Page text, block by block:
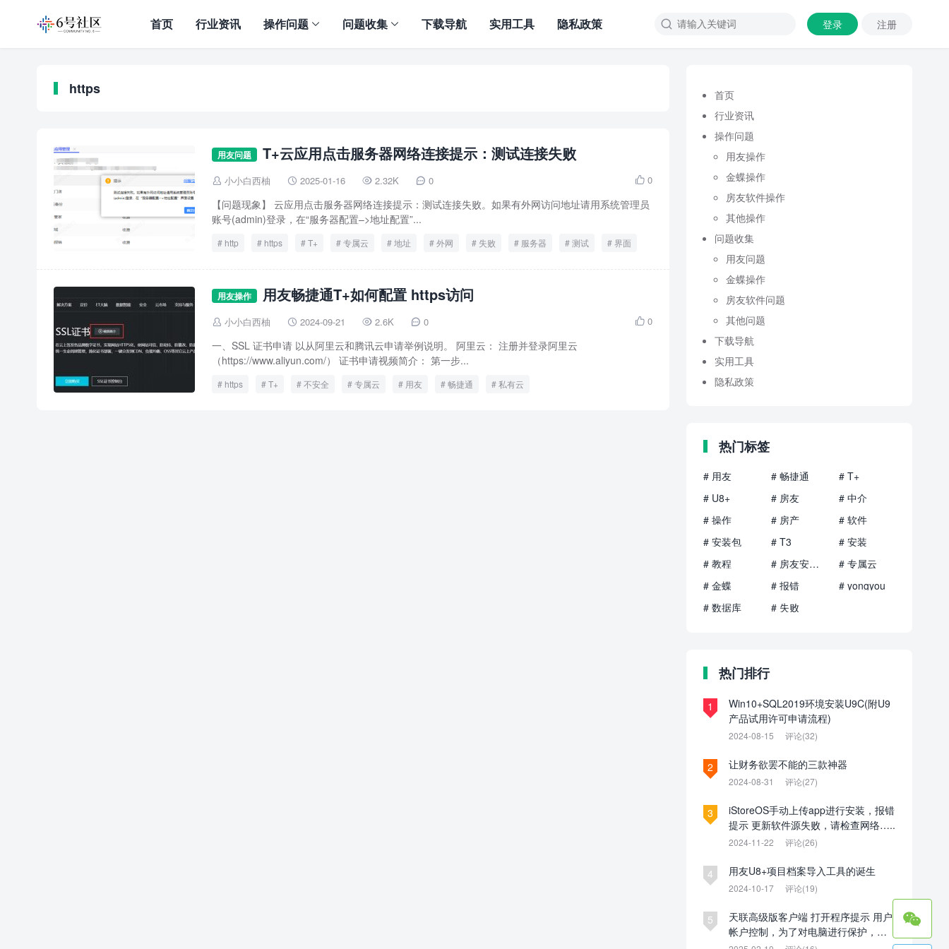
登录 注册

首页 行业资讯 操作问题 问题收集 下载导航 实用工具 隐私政策
https
用友问题 T+云应用点击服务器网络连接提示：测试连接失败
 小小白西柚  2025-01-16  2.32K  0  0
【问题现象】 云应用点击服务器网络连接提示：测试连接失败。如果有外网访问地址请用系统管理员
账号(admin)登录，在“服务器配置–>地址配置”...
http https T+ 专属云 地址 外网 失败 服务器 测试
界面
用友操作 用友畅捷通T+如何配置 https访问
 小小白西柚  2024-09-21  2.6K  0  0
一、SSL 证书申请 以从阿里云和腾讯云申请举例说明。 阿里云： 注册并登录阿里云
（https://www.aliyun.com/） 证书申请视频简介： 第一步...
https T+ 不安全 专属云 用友 畅捷通 私有云
首页
行业资讯
操作问题
用友操作
金蝶操作
房友软件操作
其他操作
问题收集
用友问题
金蝶操作
房友软件问题
其他问题
下载导航
实用工具
隐私政策
热门标签
# 用友 # 畅捷通
# T+
# U8+
# 房友
# 中介
# 操作
# 房产
# 软件
# 安装包
# T3
# 安装
# 教程
# 房友安装包
# 专属云
# 金蝶
# 报错
# yongyou
# 数据库
# 失败
热门排行
1
Win10+SQL2019环境安装U9C(附U9
产品试用许可申请流程)
2024-08-15 评论(32)
2 让财务欲罢不能的三款神器
2024-08-31 评论(27)
3
iStoreOS手动上传app进行安装，报错
提示 更新软件源失败，请检查网络…..
2024-11-22 评论(26)
4 用友U8+项目档案导入工具的诞生
2024-10-17 评论(19)
5
天联高级版客户端 打开程序提示 用户
帐户控制，为了对电脑进行保护，已
经阻止此应用。管理员已阻止你运行
